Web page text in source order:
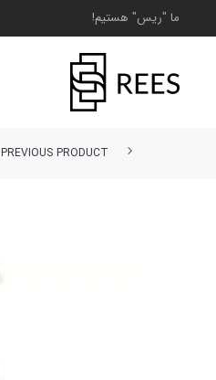
ما "ریس" هستیم!
PREVIOUS PRODUCT